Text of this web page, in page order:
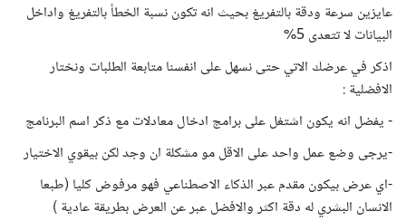
عايزين سرعة ودقة بالتفريغ بحيث انه تكون نسبة الخطأ بالتفريغ واداخل
البيانات لا تتعدى 5%
اذكر في عرضك الاتي حتى نسهل على انفسنا متابعة الطلبات ونختار
الافضلية :
- يفضل انه يكون اشتغل على برامج ادخال معادلات مع ذكر اسم البرنامج
-يرجى وضع عمل واحد على الاقل مو مشكلة ان وجد لكن بيقوي الاختيار
-اي عرض بيكون مقدم عبر الذكاء الاصطناعي فهو مرفوض كليا (طبعا
الانسان البشري له دقة اكثر والافضل عبر عن العرض بطريقة عادية )